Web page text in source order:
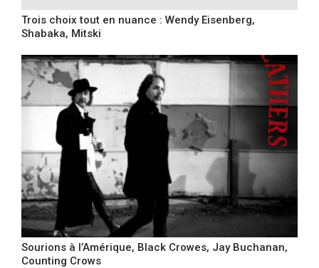
Trois choix tout en nuance : Wendy Eisenberg,
Shabaka, Mitski
Sourions à l’Amérique, Black Crowes, Jay Buchanan,
Counting Crows